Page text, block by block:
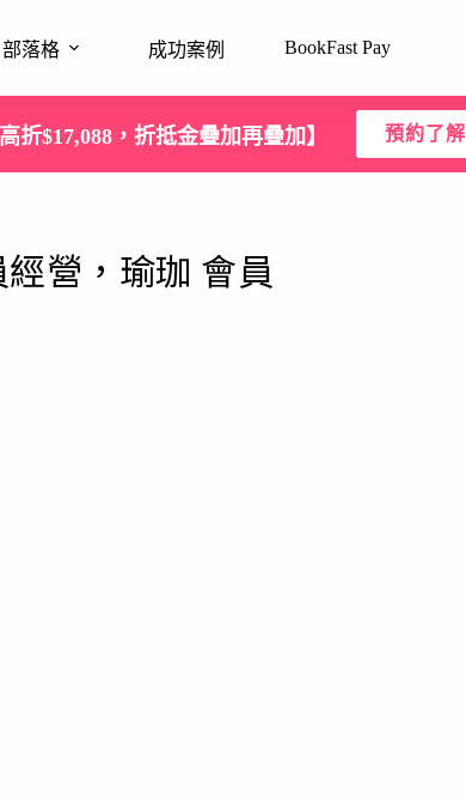
部落格 成功案例 BookFast Pay
高折$17,088，折抵金疊加再疊加】 預約了解
營，瑜珈 會員